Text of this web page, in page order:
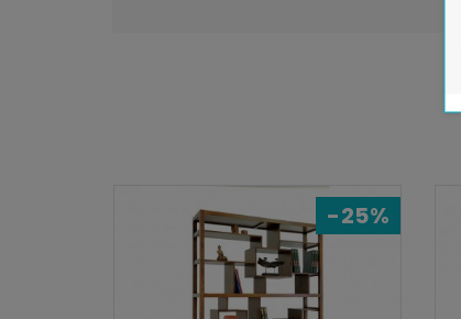
-25%